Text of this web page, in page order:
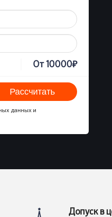
От 10000₽
Рассчитать
данных и
Допуск в